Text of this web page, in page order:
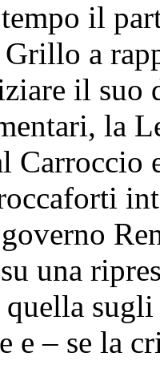
il
a
il suo
la
Carroccio
una
e – se la